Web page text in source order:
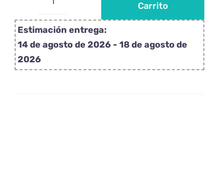
Piruletas
personalizadas
con
sprinkles
Carrito
Estimación entrega:
14 de agosto de 2026 - 18 de agosto de
2026